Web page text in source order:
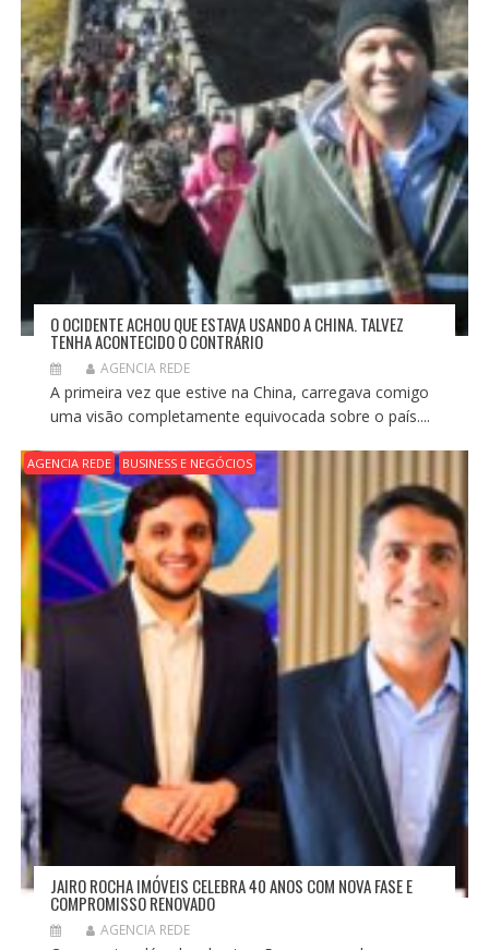
O OCIDENTE ACHOU QUE ESTAVA USANDO A CHINA. TALVEZ
TENHA ACONTECIDO O CONTRÁRIO
AGENCIA REDE
A primeira vez que estive na China, carregava comigo
uma visão completamente equivocada sobre o país....
AGENCIA REDE BUSINESS E NEGÓCIOS
JAIRO ROCHA IMÓVEIS CELEBRA 40 ANOS COM NOVA FASE E
COMPROMISSO RENOVADO
AGENCIA REDE